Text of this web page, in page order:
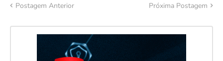
Postagem Anterior Próxima Postagem